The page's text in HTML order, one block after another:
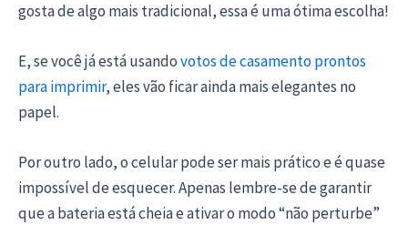
gosta de algo mais tradicional, essa é uma ótima escolha!
E, se você já está usandovotos de casamento prontos
para imprimir, eles vão ficar ainda mais elegantes no
papel.
Por outro lado, o celular pode ser mais prático e é quase
impossível de esquecer. Apenas lembre-se de garantir
que a bateria está cheia e ativar o modo “não perturbe”